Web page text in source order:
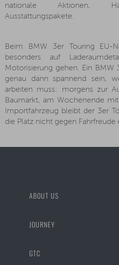
nationale Aktionen,
Ausstattungspakete.
Beim BMW 3er Touring EU-
besonders auf
Motorisierung gehen. Ein BMW
genau dann spannend sein,
arbeiten muss: morgens zur
Baumarkt, am Wochenende
Importfahrzeug bleibt der 3er
die Platz nicht gegen
ABOUT US
JOURNEY
GTC